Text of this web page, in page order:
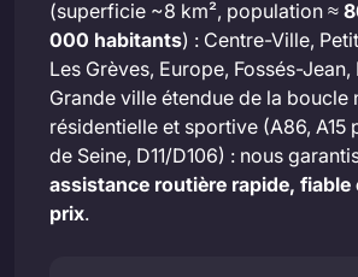
(superficie ~8 km², population ≈
000 habitants) : Centre-Ville,
Les Grèves, Europe, Fossés-Jean,
Grande ville étendue de la boucle
résidentielle et sportive (A86, A15
de Seine, D11/D106) : nous
assistance routière rapide, fiable
prix.